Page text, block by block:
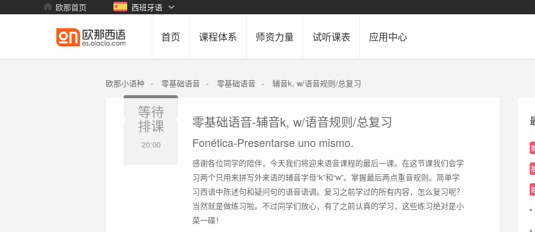
欧那首页 西班牙语
首页 课程体系 师资力量 试听课表 应用中心
欧那小语种 - 零基础语音 - 零基础语音 - 辅音k, w/语音规则/总复习
等待
排课
20:00
零基础语音-辅音k, w/语音规则/总复习
Fonética-Presentarse uno mismo.
感谢各位同学的陪伴，今天我们将迎来语音课程的最后一课。在这节课我们会学
习两个只用来拼写外来语的辅音字母“k”和“w”。掌握最后两点重音规则。简单学
习西语中陈述句和疑问句的语音语调。复习之前学过的所有内容，怎么复习呢？
当然就是做练习啦。不过同学们放心，有了之前认真的学习，这些练习绝对是小
菜一碟！